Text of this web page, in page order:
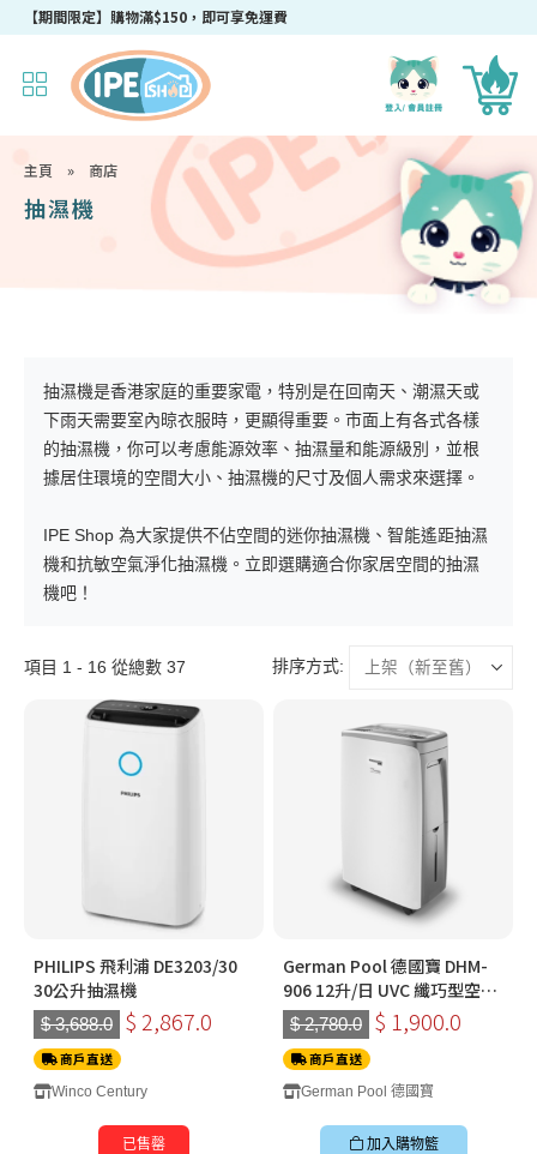
【期間限定】購物滿$150，即可享免運費
成為IPEshop會員，新會員即可獲得迎新$50購物優惠碼！
主頁 » 商店
抽濕機
抽濕機是香港家庭的重要家電，特別是在回南天、潮濕天或
下雨天需要室內晾衣服時，更顯得重要。市面上有各式各樣
的抽濕機，你可以考慮能源效率、抽濕量和能源級別，並根
據居住環境的空間大小、抽濕機的尺寸及個人需求來選擇。
IPE Shop 為大家提供不佔空間的迷你抽濕機、智能遙距抽濕
機和抗敏空氣淨化抽濕機。立即選購適合你家居空間的抽濕
機吧！
項目 1 - 16 從總數 37 排序方式:
PHILIPS 飛利浦 DE3203/30
30公升抽濕機
$ 3,688.0 $ 2,867.0
商戶直送
Winco Century
已售罄
German Pool 德國寶 DHM-
906 12升/日 UVC 纖巧型空氣
淨化抽濕機
$ 2,780.0 $ 1,900.0
商戶直送
German Pool 德國寶
加入購物籃